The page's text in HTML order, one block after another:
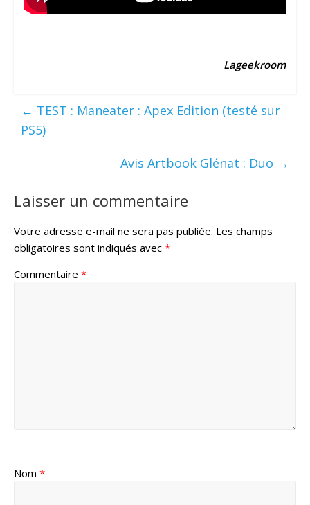
Lageekroom
← TEST : Maneater : Apex Edition (testé sur
PS5)
Avis Artbook Glénat : Duo →
Laisser un commentaire
Votre adresse e-mail ne sera pas publiée. Les champs
obligatoires sont indiqués avec *
Commentaire *
Nom *